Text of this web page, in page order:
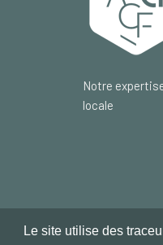
Le site utilise des
Notre
locale